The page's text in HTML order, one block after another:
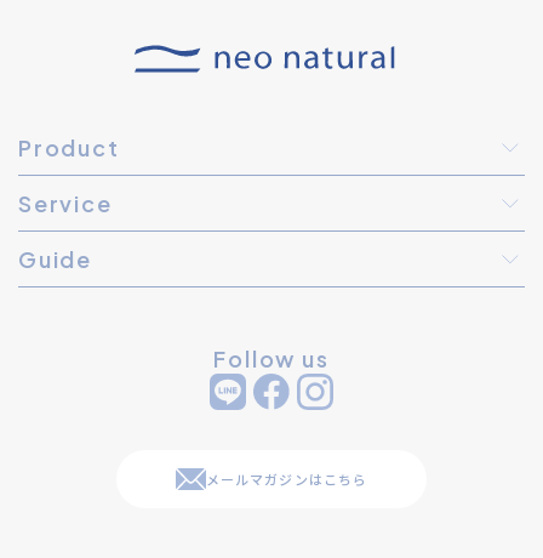
Product
Service
Guide
Follow us
メールマガジンはこちら